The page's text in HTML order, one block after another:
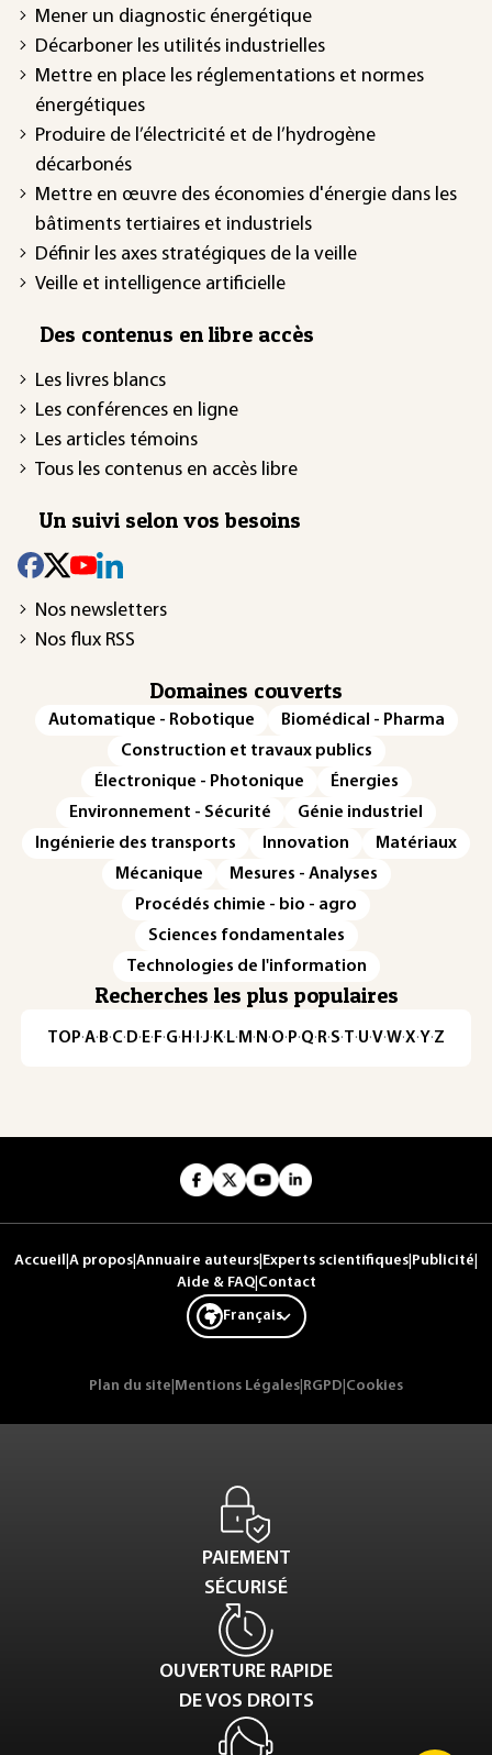
Mener un diagnostic énergétique
Décarboner les utilités industrielles
Mettre en place les réglementations et normes
énergétiques
Produire de l’électricité et de l’hydrogène
décarbonés
Mettre en œuvre des économies d'énergie dans les
bâtiments tertiaires et industriels
Définir les axes stratégiques de la veille
Veille et intelligence artificielle
Des contenus en libre accès
Les livres blancs
Les conférences en ligne
Les articles témoins
Tous les contenus en accès libre
Un suivi selon vos besoins
Nos newsletters
Nos flux RSS
Domaines couverts
Automatique - Robotique
Biomédical - Pharma
Construction et travaux publics
Électronique - Photonique
Énergies
Environnement - Sécurité
Génie industriel
Ingénierie des transports
Innovation
Matériaux
Mécanique
Mesures - Analyses
Procédés chimie - bio - agro
Sciences fondamentales
Technologies de l'information
Recherches les plus populaires
TOP·A·B·C· D· E· F·G· H · ·J· K· L· M · N ·O· P·Q· R·S·T·U·V·W·X·Y·Z
Accueil A propos Annuaire auteurs Experts scientifiques Publicité
Aide & FAQ| Contact
Français
Plan du site Mentions Légales RGPD Cookies
PAIEMENT
SÉCURISÉ
OUVERTURE RAPIDE
DE VOS DROITS